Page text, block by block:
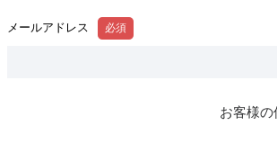
メールアドレス
お客様